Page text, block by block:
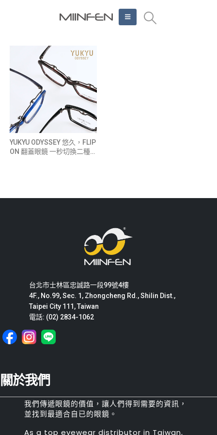
YUKYU ODYSSEY 悠久，FLIP
ON 翻蓋眼鏡 一秒切換二種視
台北市士林區忠誠路一段99號4樓
4F., No.99, Sec. 1, Zhongcheng Rd., Shilin Dist.,
Taipei City 111, Taiwan
電話: (02) 2834-1062
關於我們
我們傳遞眼鏡的價值，讓人們得到需要的資訊，
並找到最適合自已的眼鏡。
As a top eyewear distributor in Taiwan,